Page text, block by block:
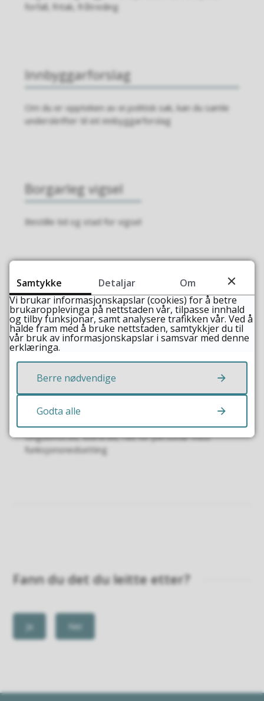
forfall, fritak, fråtreding
Innbyggarforslag
Om du er oppteken av ei politisk sak, kan du samle
underskrifter til eit innbyggarforslag
Borgarleg vigsel
Bestille tid og stad for vigsel
Val 2025
Valdagen for stortings- og sametingsvalet 2025 er
8 .september
Kommunale råd
Ungdomsråd, eldreråd, råd for personar med
funksjonsnedsetting
Fann du det du leitte etter?
Ja Nei
Samtykke Detaljar
Om
Vi brukar informasjonskapslar (cookies) for å betre
brukaropplevinga på nettstaden vår, tilpasse innhald
og tilby funksjonar, samt analysere trafikken vår. Ved å
halde fram med å bruke nettstaden, samtykkjer du til
vår bruk av informasjonskapslar i samsvar med denne
erklæringa.
Berre nødvendige
Godta alle